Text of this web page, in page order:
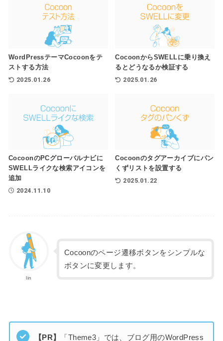
WordPressテーマCocoonをテ
ストする方法
2025.01.26
CocoonからSWELLに乗り換え
るとどうなるか検証する
2025.01.26
CocoonのPCグローバルナビに
SWELLライクな検索アイコンを
追加
2024.11.10
Cocoonのタグアーカイブにパン
くずリストを設置する
2025.01.22
lin
Cocoonのページ遷移ボタンをシンプルな
ボタンに変更します。
【PR】 「Theme3」では、ブログ用のWordPress